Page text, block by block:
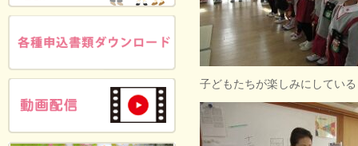
子どもたちが楽しみにしてい